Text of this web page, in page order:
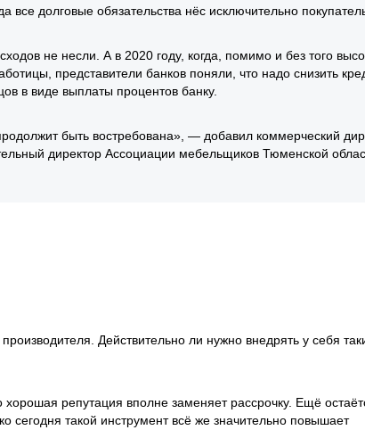
долговые обязательства нёс исключительно
не несли. А в 2020 году, когда, помимо и без того
представители банков поняли, что надо снизить
в виде выплаты процентов банку.
быть востребована», — добавил коммерческий
директор Ассоциации мебельщиков Тюменской
Действительно ли нужно внедрять у себя
репутация вполне заменяет рассрочку. Ещё
сегодня такой инструмент всё же значительно повышает